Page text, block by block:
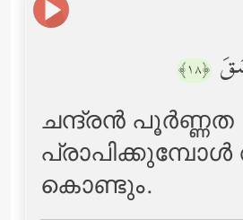
﴿١٨﴾
ചന്ദ്രന്‍ പൂര്‍ണ്ണത
കൊണ്ടും.